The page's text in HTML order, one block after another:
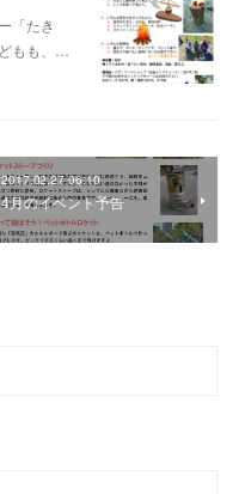
「たき
もも、…
2017.02.27 06:10
4月のイベント予告